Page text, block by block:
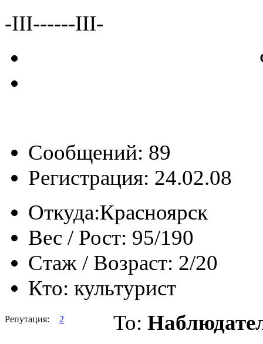
-III------III-
Сообщений: 89
Регистрация: 24.02.08
Откуда:Красноярск
Вес / Рост: 95/190
Стаж / Возраст: 2/20
Кто: культурист
Репутация: 2 To: